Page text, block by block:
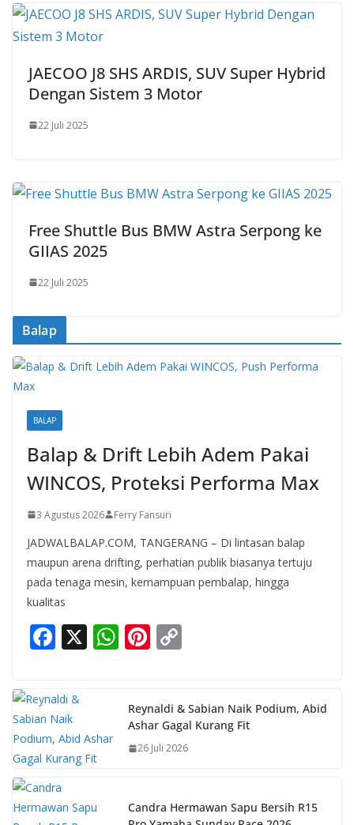
JAECOO J8 SHS ARDIS, SUV Super Hybrid
Dengan Sistem 3 Motor
22 Juli 2025
Free Shuttle Bus BMW Astra Serpong ke
GIIAS 2025
22 Juli 2025
Balap
BALAP
Balap & Drift Lebih Adem Pakai
WINCOS, Proteksi Performa Max
3 Agustus 2026 Ferry Fansuri
JADWALBALAP.COM, TANGERANG – Di lintasan balap
maupun arena drifting, perhatian publik biasanya tertuju
pada tenaga mesin, kemampuan pembalap, hingga
kualitas
F
e
b
o
o
k
X W
s
A
p
Pi
e
st
y
Li
n
Reynaldi & Sabian Naik Podium, Abid
Ashar Gagal Kurang Fit
26 Juli 2026
Candra Hermawan Sapu Bersih R15